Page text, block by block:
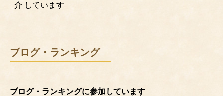
介 しています
ブログ・ランキング
ブログ・ランキングに参加しています